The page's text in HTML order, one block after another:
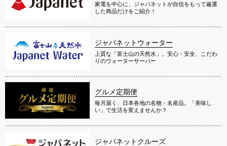
家電を中心に、ジャパネットが自信をもって厳選
した商品だけをご紹介！
ジャパネットウォーター
上質な「富士山の天然水」。安心・安全、こだわ
りのウォーターサーバー
グルメ定期便
毎月届く、日本各地の名物・名産品。「美味し
い」で生活を変えませんか？
ジャパネットクルーズ